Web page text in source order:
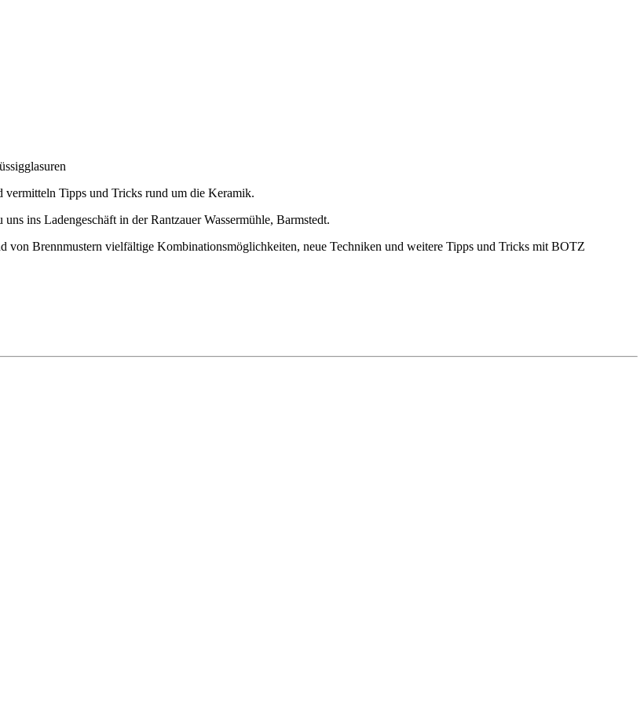
Tipps und Tricks rund um die Keramik.
ins Ladengeschäft in der Rantzauer Wassermühle, Barmstedt.
von Brennmustern vielfältige Kombinationsmöglichkeiten, neue Techniken und weitere Tipps und Tricks mit BOTZ